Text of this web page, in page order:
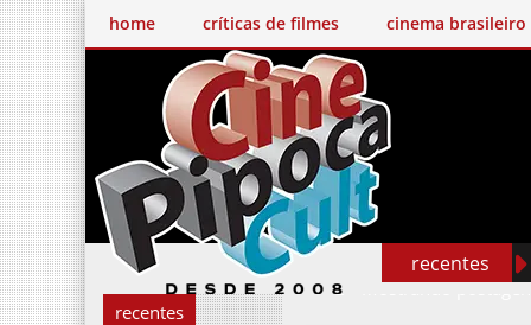
home críticas de filmes cinema brasileiro
recentes
recentes
Mostrando